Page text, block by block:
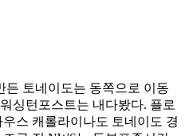
든 토네이도는 동쪽으로 이동
싱턴포스트는 내다봤다. 플로
스 캐롤라이나도 토네이도 경